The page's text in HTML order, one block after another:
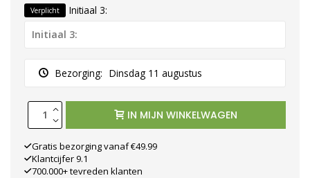
Verplicht Initiaal 3:
Bezorging: Dinsdag 11 augustus
IN MIJN WINKELWAGEN
Gratis bezorging vanaf €49.99
Klantcijfer 9.1
700.000+ tevreden klanten